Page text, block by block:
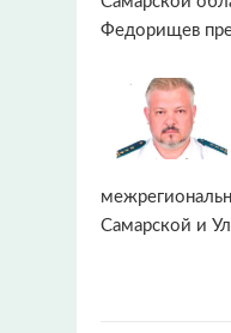
Федорищев
Самарской и